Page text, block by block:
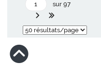
sur 97